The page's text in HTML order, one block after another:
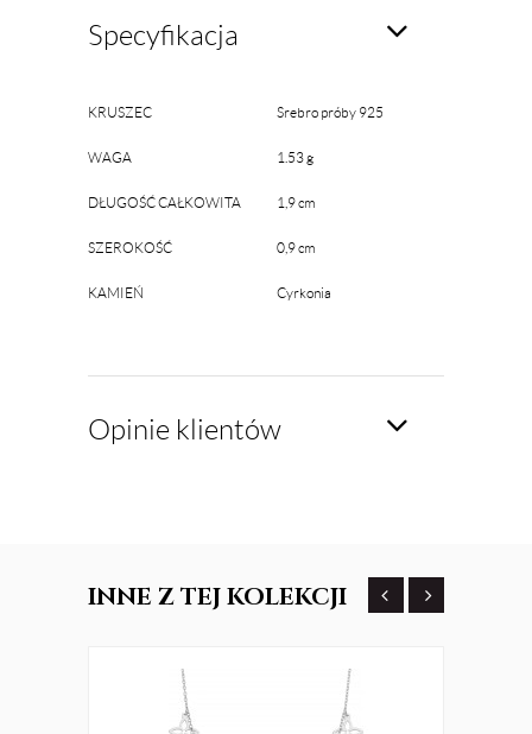
Specyfikacja
KRUSZEC Srebro próby 925
WAGA 1.53 g
DŁUGOŚĆ CAŁKOWITA 1,9 cm
SZEROKOŚĆ 0,9 cm
KAMIEŃ Cyrkonia
Opinie klientów
INNE Z TEJ KOLEKCJI